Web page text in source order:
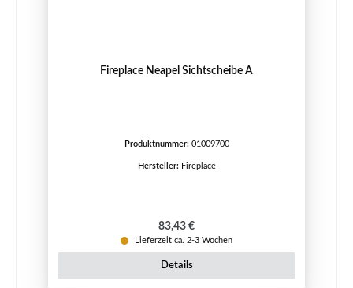
Fireplace Neapel Sichtscheibe A
Produktnummer: 01009700
Hersteller: Fireplace
Regulärer Preis:
83,43 €
Lieferzeit ca. 2-3 Wochen
Details